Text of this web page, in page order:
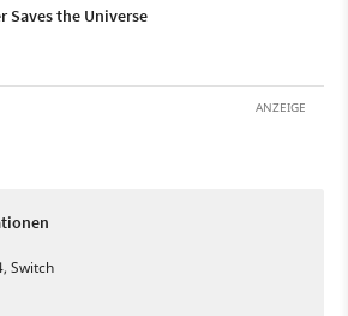
Saves the Universe
ANZEIGE
Switch